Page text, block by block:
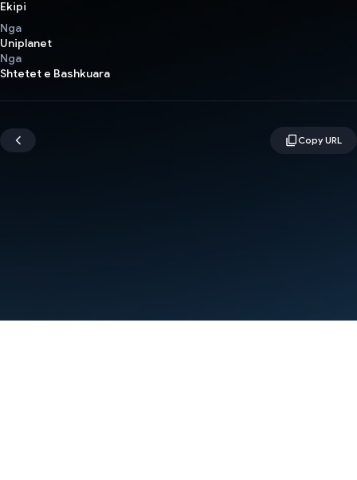
Ekipi
Nga
Uniplanet
Nga
Shtetet e Bashkuara